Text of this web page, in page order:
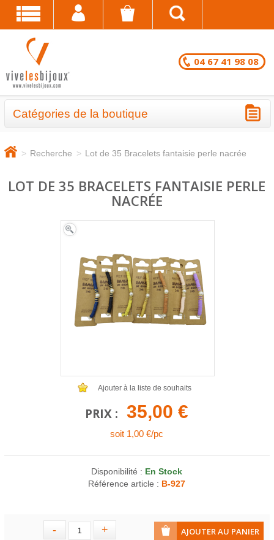
04 67 41 98 08
Catégories de la boutique
DESTOCKAGE
COLLIERS - LOTS EN DESTOCKAGE
BRACELETS FANTAISIE EN LOT
CHAÎNES DE CHEVILLE
COLLIERS EN LOT
AFFICHES MÉTAL 20 X 30CM
> Recherche > Lot de 35 Bracelets fantaisie perle nacrée
LOT DE 35 BRACELETS FANTAISIE PERLE
NACRÉE
Ajouter à la liste de souhaits
PRIX : 35,00 €
soit 1,00 €/pc
Disponibilité : En Stock
Référence article : B-927